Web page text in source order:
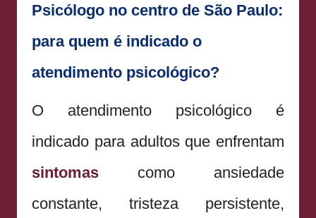
Psicólogo no centro de São Paulo:
para quem é indicado o
atendimento psicológico?
O atendimento psicológico é
indicado para adultos que enfrentam
sintomas como ansiedade
constante, tristeza persistente,